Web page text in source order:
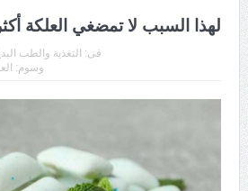
لهذا السبب لا تمضغي العلكة أكثر من 10
فى: التغذية والطب
وسوم: